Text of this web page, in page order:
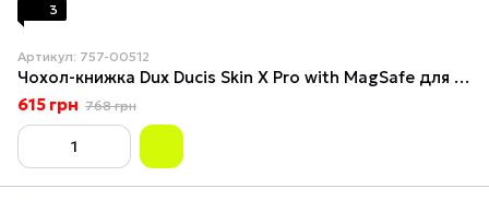
3
Артикул: 757-00512
Чохол-книжка Dux Ducis Skin X Pro with MagSafe для Samsung Galaxy S24 Ultra 5G (S928) Blue
615 грн 768 грн